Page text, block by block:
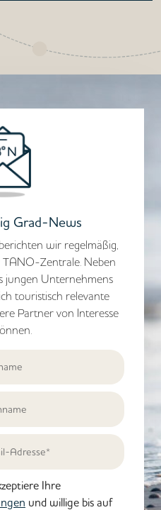
Grad-News
wir regelmäßig,
TANO-Zentrale. Neben
jungen Unternehmens
touristisch relevante
Partner von Interesse
Ihre
und willige bis auf